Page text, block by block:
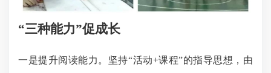
“三种能力”促成长
一是提升阅读能力。坚持“活动+课程”的指导思想，由